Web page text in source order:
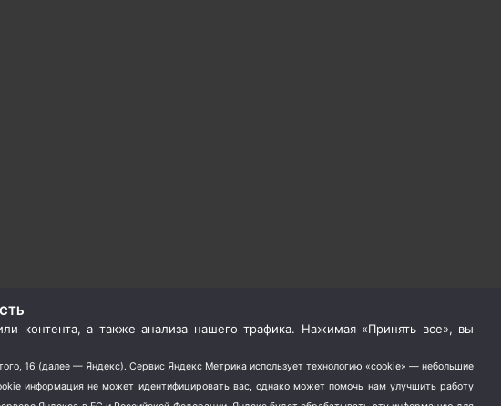
контента, а также анализа нашего трафика. Нажимая «Принять все», вы
16 (далее — Яндекс). Сервис Яндекс Метрика использует технологию «cookie» — небольшие
информация не может идентифицировать вас, однако может помочь нам улучшить работу